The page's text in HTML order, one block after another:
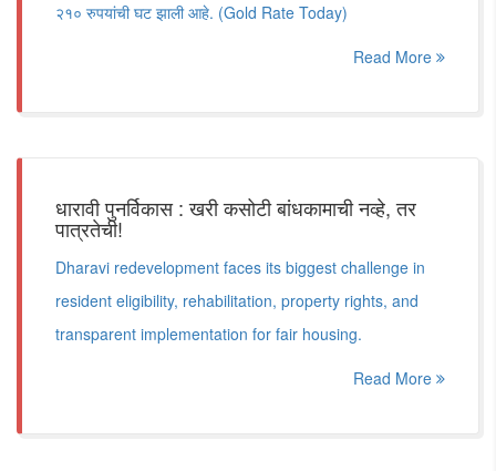
२१० रुपयांची घट झाली आहे. (Gold Rate Today)
Read More
धारावी पुनर्विकास : खरी कसोटी बांधकामाची नव्हे, तर
पात्रतेची!
Dharavi redevelopment faces its biggest challenge in
resident eligibility, rehabilitation, property rights, and
transparent implementation for fair housing.
Read More